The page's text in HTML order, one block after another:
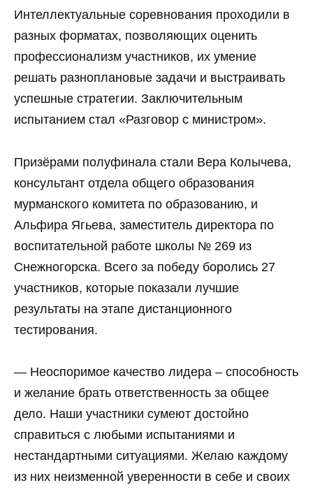
Интеллектуальные соревнования проходили в
разных форматах, позволяющих оценить
профессионализм участников, их умение
решать разноплановые задачи и выстраивать
успешные стратегии. Заключительным
испытанием стал «Разговор с министром».
Призёрами полуфинала стали Вера Колычева,
консультант отдела общего образования
мурманского комитета по образованию, и
Альфира Ягьева, заместитель директора по
воспитательной работе школы № 269 из
Снежногорска. Всего за победу боролись 27
участников, которые показали лучшие
результаты на этапе дистанционного
тестирования.
— Неоспоримое качество лидера – способность
и желание брать ответственность за общее
дело. Наши участники сумеют достойно
справиться с любыми испытаниями и
нестандартными ситуациями. Желаю каждому
из них неизменной уверенности в себе и своих